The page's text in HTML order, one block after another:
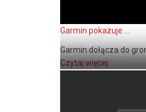
Garmin pokazuje ...
Garmin dołącza do
Czytaj więcej